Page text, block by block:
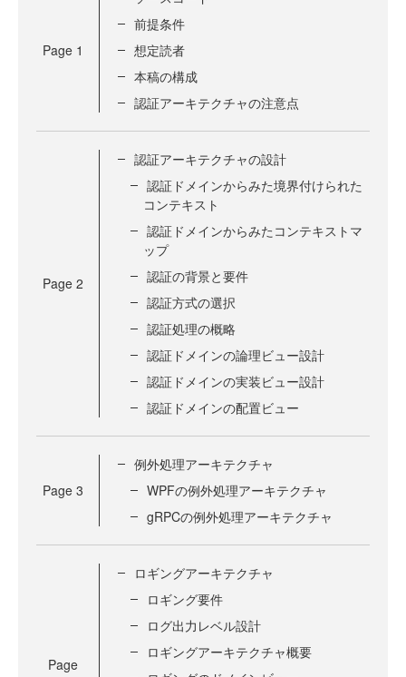
Page 1
前提条件
想定読者
本稿の構成
認証アーキテクチャの注意点
Page 2
認証アーキテクチャの設計
認証ドメインからみた境界付けられた
コンテキスト
認証ドメインからみたコンテキストマ
ップ
認証の背景と要件
認証方式の選択
認証処理の概略
認証ドメインの論理ビュー設計
認証ドメインの実装ビュー設計
認証ドメインの配置ビュー
Page 3
例外処理アーキテクチャ
WPFの例外処理アーキテクチャ
gRPCの例外処理アーキテクチャ
Page
ロギングアーキテクチャ
ロギング要件
ログ出力レベル設計
ロギングアーキテクチャ概要